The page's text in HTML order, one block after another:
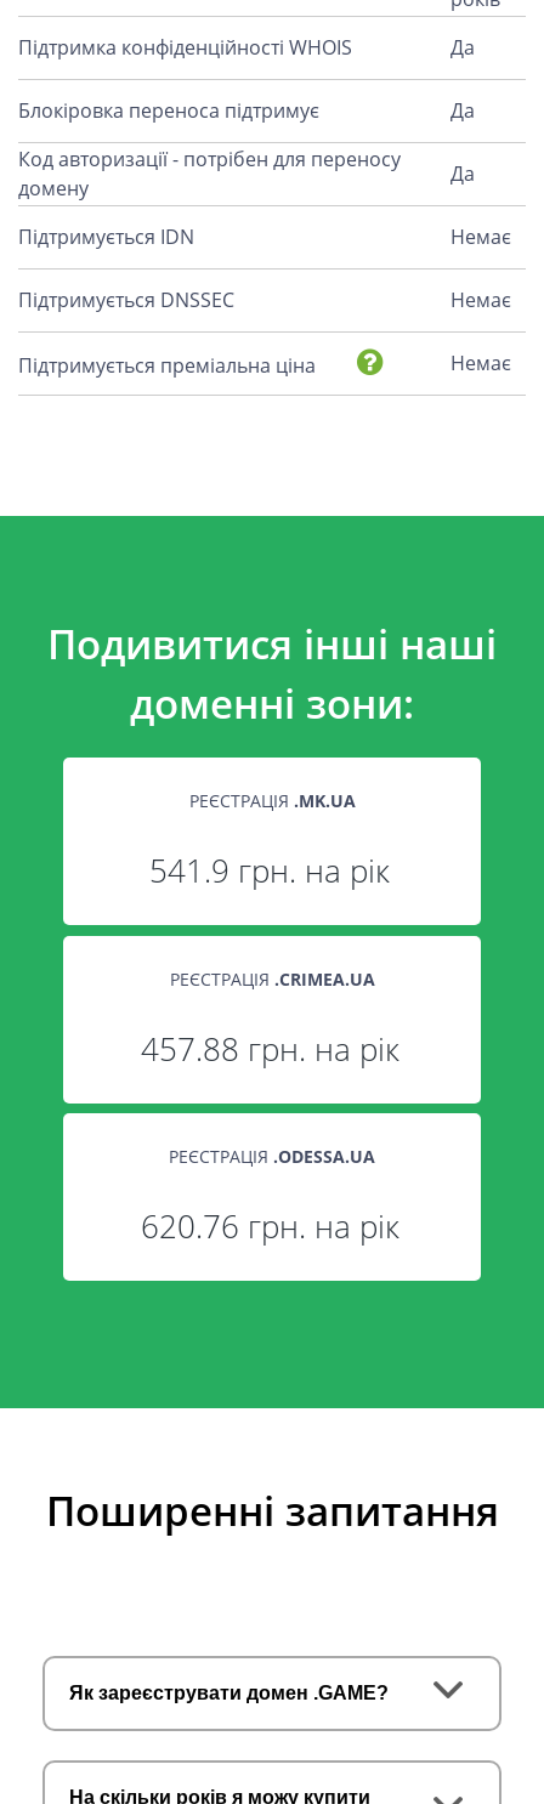
Підтримка конфіденційності WHOIS
Да
Блокіровка переноса підтримує
Да
Код авторизації - потрібен для переносу
домену
Да
Підтримується IDN Немає
Підтримується DNSSEC Немає
Підтримується преміальна ціна Немає
Подивитися інші наші
доменні зони:
РЕЄСТРАЦІЯ .MK.UA
541.9 грн. на рік
РЕЄСТРАЦІЯ .CRIMEA.UA
457.88 грн. на рік
РЕЄСТРАЦІЯ .ODESSA.UA
620.76 грн. на рік
Поширенні запитання
Як зареєструвати домен .GAME?
На скільки років я можу купити